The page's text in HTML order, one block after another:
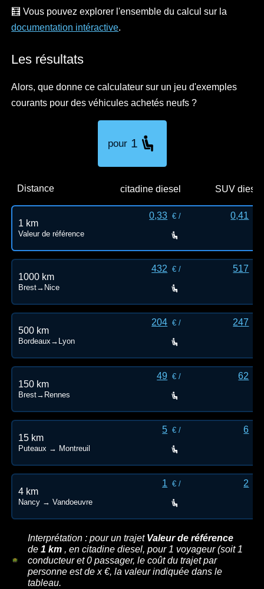
🧮 Vous pouvez explorer l'ensemble du calcul sur la
documentation intéractive.
Les résultats
Alors, que donne ce calculateur sur un jeu d'exemples
courants pour des véhicules achetés neufs ?
pour 1
Distance citadine diesel SUV diesel
1 km
Valeur de référence
0,33 € / 0,41
1000 km
Brest→Nice
432 € / 517
500 km
Bordeaux→Lyon
204 € / 247
150 km
Brest→Rennes
49 € / 62
15 km
Puteaux → Montreuil
5 € / 6
4 km
Nancy → Vandoeuvre
1 € / 2
Interprétation : pour un trajet Valeur de référence
de 1 km , en citadine diesel, pour 1 voyageur(soit 1
conducteur et0 passager, le coût du trajet par
personne est de x €, la valeur indiquée dans le
tableau.